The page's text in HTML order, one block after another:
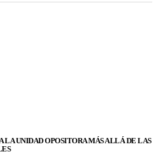
LA UNIDAD OPOSITORA MÁS ALLÁ DE LAS